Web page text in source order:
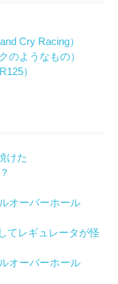
Cry Racing）
のようなもの）
）
けた
オーバーホール
てレギュレータが怪
オーバーホール